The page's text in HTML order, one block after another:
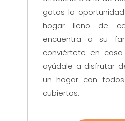
gatos la
hogar lleno de
encuentra a su
conviértete en
ayúdale a disfrutar
un hogar con
cubiertos.